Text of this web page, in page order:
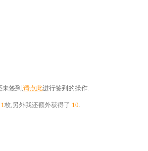
签到, 请点此进行签到的操作.
1 枚 ,另外我还额外获得了 10